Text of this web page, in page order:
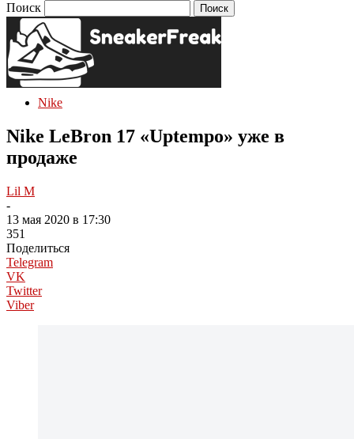
Поиск
Nike
Nike LeBron 17 «Uptempo» уже в
продаже
Lil M
-
13 мая 2020 в 17:30
351
Поделиться
Telegram
VK
Twitter
Viber